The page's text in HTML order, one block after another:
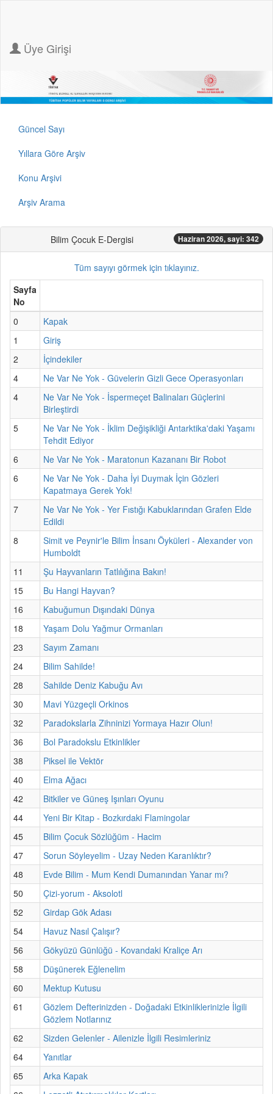
Üye Girişi
Güncel Sayı
Yıllara Göre Arşiv
Konu Arşivi
Arşiv Arama
Bilim Çocuk E-Dergisi Haziran 2026, sayi: 342
Tüm sayıyı görmek için tıklayınız.
Sayfa
No
0
Kapak
1
Giriş
2
İçindekiler
4
Ne Var Ne Yok - Güvelerin Gizli Gece Operasyonları
4
Ne Var Ne Yok - İspermeçet Balinaları Güçlerini
Birleştirdi
5
Ne Var Ne Yok - İklim Değişikliği Antarktika'daki Yaşamı
Tehdit Ediyor
6
Ne Var Ne Yok - Maratonun Kazananı Bir Robot
6
Ne Var Ne Yok - Daha İyi Duymak İçin Gözleri
Kapatmaya Gerek Yok!
7
Ne Var Ne Yok - Yer Fıstığı Kabuklarından Grafen Elde
Edildi
8
Simit ve Peynir'le Bilim İnsanı Öyküleri - Alexander von
Humboldt
11
Şu Hayvanların Tatlılığına Bakın!
15
Bu Hangi Hayvan?
16
Kabuğumun Dışındaki Dünya
18
Yaşam Dolu Yağmur Ormanları
23
Sayım Zamanı
24
Bilim Sahilde!
28
Sahilde Deniz Kabuğu Avı
30
Mavi Yüzgeçli Orkinos
32
Paradokslarla Zihninizi Yormaya Hazır Olun!
36
Bol Paradokslu Etkinlikler
38
Piksel ile Vektör
40
Elma Ağacı
42
Bitkiler ve Güneş Işınları Oyunu
44
Yeni Bir Kitap - Bozkırdaki Flamingolar
45
Bilim Çocuk Sözlüğüm - Hacim
47
Sorun Söyleyelim - Uzay Neden Karanlıktır?
48
Evde Bilim - Mum Kendi Dumanından Yanar mı?
50
Çizi-yorum - Aksolotl
52
Girdap Gök Adası
54
Havuz Nasıl Çalışır?
56
Gökyüzü Günlüğü - Kovandaki Kraliçe Arı
58
Düşünerek Eğlenelim
60
Mektup Kutusu
61
Gözlem Defterinizden - Doğadaki Etkinliklerinizle İlgili
Gözlem Notlarınız
62
Sizden Gelenler - Ailenizle İlgili Resimleriniz
64
Yanıtlar
65
Arka Kapak